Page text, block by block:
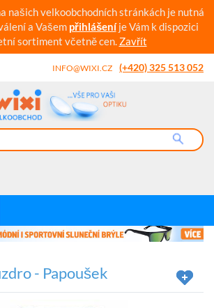
našich velkoobchodních stránkách je nutná
a Vašem přihlášeníje Vám k dispozici
sortiment včetně cen. Zavřít
INFO@WIXI.CZ (+420) 325 513 052
- Papoušek